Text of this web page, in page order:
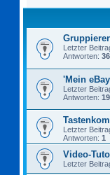
Letzter
Antworten: 36
'Mein
Letzter
Antworten: 19
Letzter
Antworten: 1
Video-
Letzter